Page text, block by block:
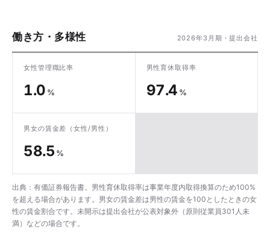
働き方・多様性 2026年3月期・提出会社
女性管理職比率
1.0 %
男性育休取得率
97.4 %
男女の賃金差 （女性/男性）
58.5 %
出典：有価証券報告書。男性育休取得率は事業年度内取得換算のため100%
を超える場合があります。男女の賃金差は男性の賃金を100としたときの女
性の賃金割合です。未開示は提出会社が公表対象外（原則従業員301人未
満）などの場合です。